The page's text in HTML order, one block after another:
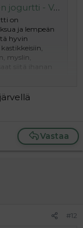
- Valio
on
ja lempeän
hyvin
myslin,
Vastaa
#12